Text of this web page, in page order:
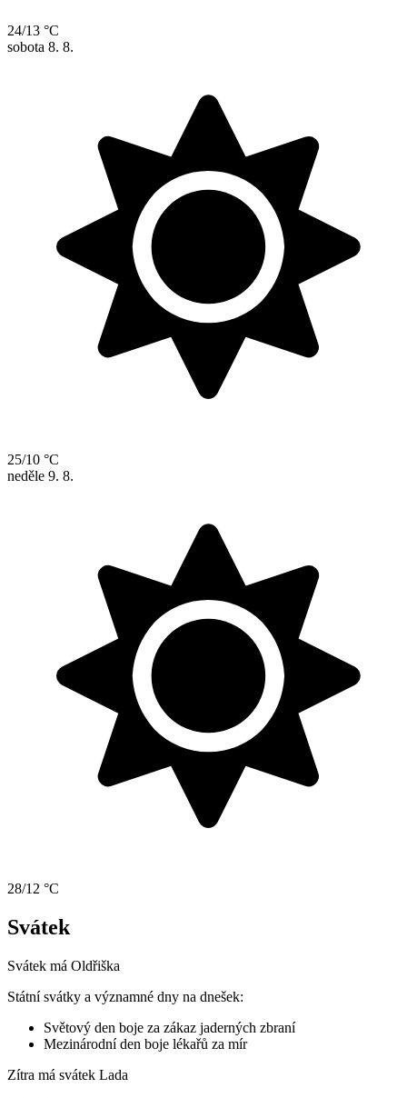
24/13 °C
sobota 8. 8.
25/10 °C
neděle 9. 8.
28/12 °C
Svátek
Svátek má Oldřiška
Státní svátky a významné dny na dnešek:
Světový den boje za zákaz jaderných zbraní
Mezinárodní den boje lékařů za mír
Zítra má svátek Lada